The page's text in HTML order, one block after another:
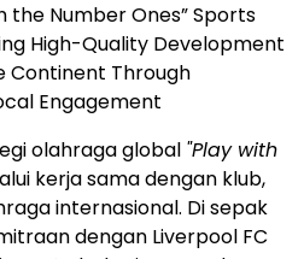
the Number Ones” Sports
High-Quality Development
Continent Through
Engagement
olahraga global "Play with
kerja sama dengan klub,
internasional. Di sepak
dengan Liverpool FC